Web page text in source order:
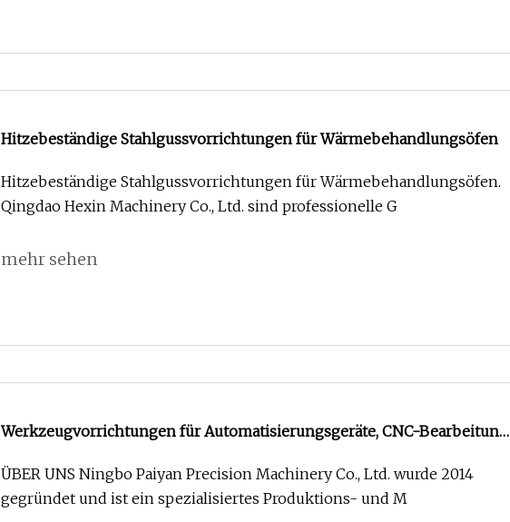
Hitzebeständige Stahlgussvorrichtungen für Wärmebehandlungsöfen
Hitzebeständige Stahlgussvorrichtungen für Wärmebehandlungsöfen.
Qingdao Hexin Machinery Co., Ltd. sind professionelle G
mehr sehen
Werkzeugvorrichtungen für Automatisierungsgeräte, CNC-Bearbeitung
ÜBER UNS Ningbo Paiyan Precision Machinery Co., Ltd. wurde 2014
gegründet und ist ein spezialisiertes Produktions- und M